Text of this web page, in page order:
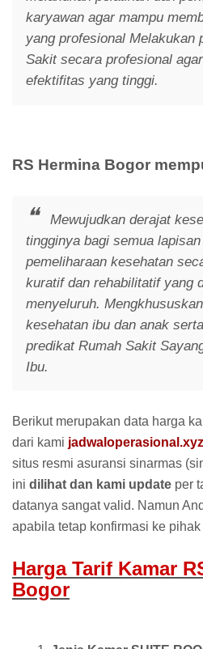
karyawan agar mampu
yang profesional Melakukan
Sakit secara profesional
efektifitas yang tinggi.
RS Hermina Bogor
Mewujudkan derajat
tingginya bagi semua
pemeliharaan kesehatan
kuratif dan rehabilitatif yang
menyeluruh.
kesehatan ibu dan anak
predikat Rumah Sakit
Ibu.
Berikut merupakan data harga
dari kami jadwaloperasional.xyz
situs resmi asuransi sinarmas
ini dilihat dan kami update per
datanya sangat valid. Namun
apabila tetap konfirmasi ke
Harga Tarif Kamar
Bogor